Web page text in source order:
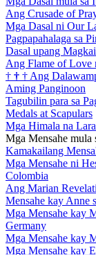
Ang Crusade of
Mga Dasal ni Our
Pagpapahalaga sa
Dasal upang
Ang Flame of Love
† † † Ang
Aming Panginoon
Tagubilin para sa
Medals at Scapulars
Mga Himala na
Mga Mensahe mula
Kamakailang
Mga Mensahe ni
Colombia
Ang Marian
Mensahe kay Anne
Mga Mensahe kay
Germany
Mga Mensahe kay
Mga Mensahe kay